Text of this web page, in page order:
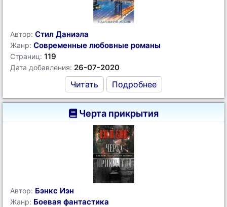
Автор: Стил Даниэла
Жанр: Современные любовные романы
Страниц: 119
Дата добавления: 26-07-2020
Читать Подробнее
Черта прикрытия
Автор: Бэнкс Иэн
Жанр: Боевая фантастика